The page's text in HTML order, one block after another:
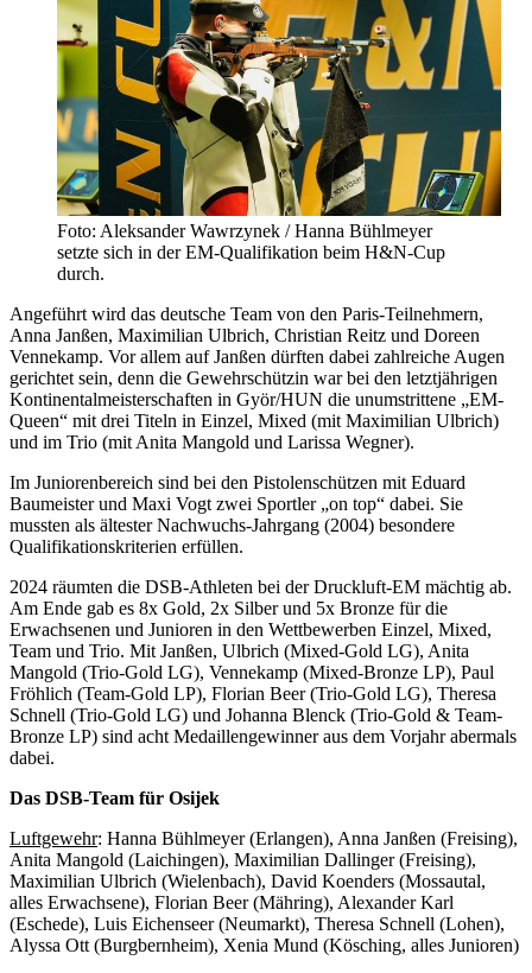
Foto: Aleksander Wawrzynek / Hanna Bühlmeyer
setzte sich in der EM-Qualifikation beim H&N-Cup
durch.
Angeführt wird das deutsche Team von den Paris-Teilnehmern,
Anna Janßen, Maximilian Ulbrich, Christian Reitz und Doreen
Vennekamp. Vor allem auf Janßen dürften dabei zahlreiche Augen
gerichtet sein, denn die Gewehrschützin war bei den letztjährigen
Kontinentalmeisterschaften in Györ/HUN die unumstrittene „EM-
Queen“ mit drei Titeln in Einzel, Mixed (mit Maximilian Ulbrich)
und im Trio (mit Anita Mangold und Larissa Wegner).
Im Juniorenbereich sind bei den Pistolenschützen mit Eduard
Baumeister und Maxi Vogt zwei Sportler „on top“ dabei. Sie
mussten als ältester Nachwuchs-Jahrgang (2004) besondere
Qualifikationskriterien erfüllen.
2024 räumten die DSB-Athleten bei der Druckluft-EM mächtig ab.
Am Ende gab es 8x Gold, 2x Silber und 5x Bronze für die
Erwachsenen und Junioren in den Wettbewerben Einzel, Mixed,
Team und Trio. Mit Janßen, Ulbrich (Mixed-Gold LG), Anita
Mangold (Trio-Gold LG), Vennekamp (Mixed-Bronze LP), Paul
Fröhlich (Team-Gold LP), Florian Beer (Trio-Gold LG), Theresa
Schnell (Trio-Gold LG) und Johanna Blenck (Trio-Gold & Team-
Bronze LP) sind acht Medaillengewinner aus dem Vorjahr abermals
dabei.
Das DSB-Team für Osijek
Luftgewehr: Hanna Bühlmeyer (Erlangen), Anna Janßen (Freising),
Anita Mangold (Laichingen), Maximilian Dallinger (Freising),
Maximilian Ulbrich (Wielenbach), David Koenders (Mossautal,
alles Erwachsene), Florian Beer (Mähring), Alexander Karl
(Eschede), Luis Eichenseer (Neumarkt), Theresa Schnell (Lohen),
Alyssa Ott (Burgbernheim), Xenia Mund (Kösching, alles Junioren)